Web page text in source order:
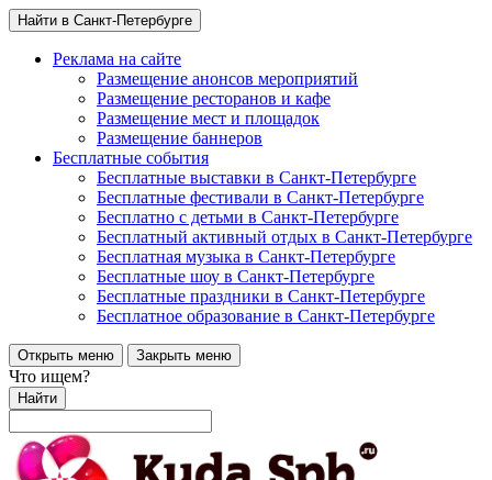
Найти в Санкт-Петербурге
Реклама на сайте
Размещение анонсов мероприятий
Размещение ресторанов и кафе
Размещение мест и площадок
Размещение баннеров
Бесплатные события
Бесплатные выставки в Санкт-Петербурге
Бесплатные фестивали в Санкт-Петербурге
Бесплатно с детьми в Санкт-Петербурге
Бесплатный активный отдых в Санкт-Петербурге
Бесплатная музыка в Санкт-Петербурге
Бесплатные шоу в Санкт-Петербурге
Бесплатные праздники в Санкт-Петербурге
Бесплатное образование в Санкт-Петербурге
Открыть меню Закрыть меню
Что ищем?
Найти